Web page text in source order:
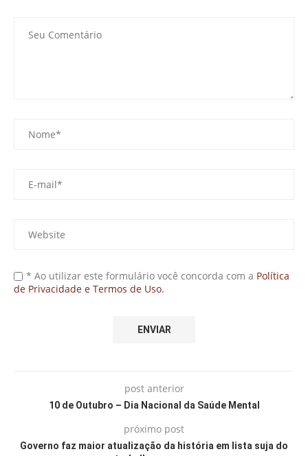
* Ao utilizar este formulário você concorda com a Política
de Privacidade e Termos de Uso.
post anterior
10 de Outubro – Dia Nacional da Saúde Mental
próximo post
Governo faz maior atualização da história em lista suja do